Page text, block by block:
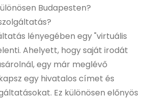
Budapesten?
lényegében egy "virtuális
Ahelyett, hogy saját irodát
egy már meglévő
egy hivatalos címet és
Ez különösen előnyös